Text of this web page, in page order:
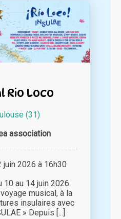
Rio Loco
(31)
association
2026 à 16h30
10 au 14 juin 2026
musical, à la
insulaires avec
» Depuis [...]